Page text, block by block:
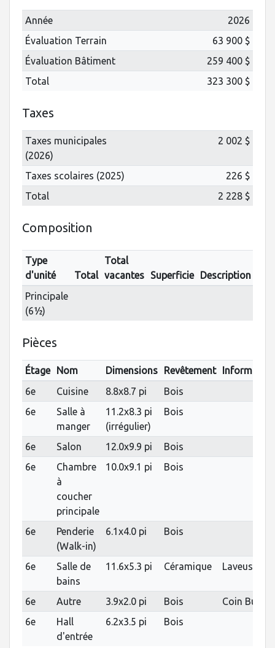
Année
2026
Évaluation Terrain
63 900 $
Évaluation Bâtiment
259 400 $
Total
323 300 $
Taxes
Taxes municipales
(2026)
2 002 $
Taxes scolaires (2025)
226 $
Total
2 228 $
Composition
Type
d'unité
Total
Total
vacantes
Superficie
Description
Principale
(6½)
Pièces
Étage Nom Dimensions Revêtement
6e
Cuisine 8.8x8.7 pi
Bois
6e
Salle à
manger
11.2x8.3 pi
(irrégulier)
Bois
6e Salon 12.0x9.9 pi
Bois
6e
Chambre
à
coucher
principale
10.0x9.1 pi Bois
6e
Penderie
(Walk-in)
6.1x4.0 pi Bois
6e
Salle de
bains
11.6x5.3 pi Céramique Laveuse/
6e Autre 3.9x2.0 pi Bois
Coin
6e
Hall
d'entrée
6.2x3.5 pi Bois